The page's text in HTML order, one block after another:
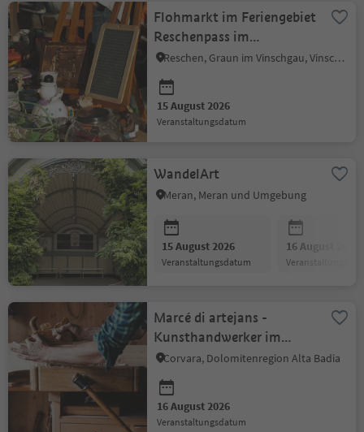
Flohmarkt im Feriengebiet
Reschenpass im
Vinschgau - Reschen
Reschen, Graun im Vinschgau, Vinschgau
15 August 2026
Veranstaltungsdatum
WandelArt
Meran, Meran und Umgebung
15 August 2026
Veranstaltungsdatum
16 August 2026
Marcé di artejans -
Kunsthandwerker im
Zentrum
Corvara, Dolomitenregion Alta Badia
16 August 2026
Veranstaltungsdatum